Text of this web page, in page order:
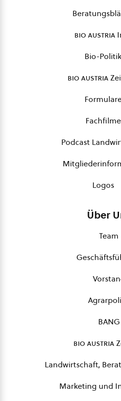
bio austria
Bio-Politik
bio austria
Fachfilme
Podcast
Logos
Über
Team
BANG
bio austria
Landwirtschaft,
Marketing und